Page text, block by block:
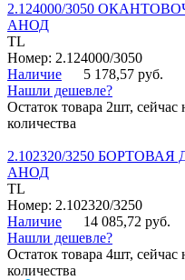
2.124000/3050
АНОД
TL
Номер: 2.124000/3050
Наличие
5 178,57 руб.
Нашли дешевле?
Остаток товара 2шт, сейчас
количества
2.102320/3250
АНОД
TL
Номер: 2.102320/3250
Наличие
14 085,72 руб.
Нашли дешевле?
Остаток товара 4шт, сейчас
количества